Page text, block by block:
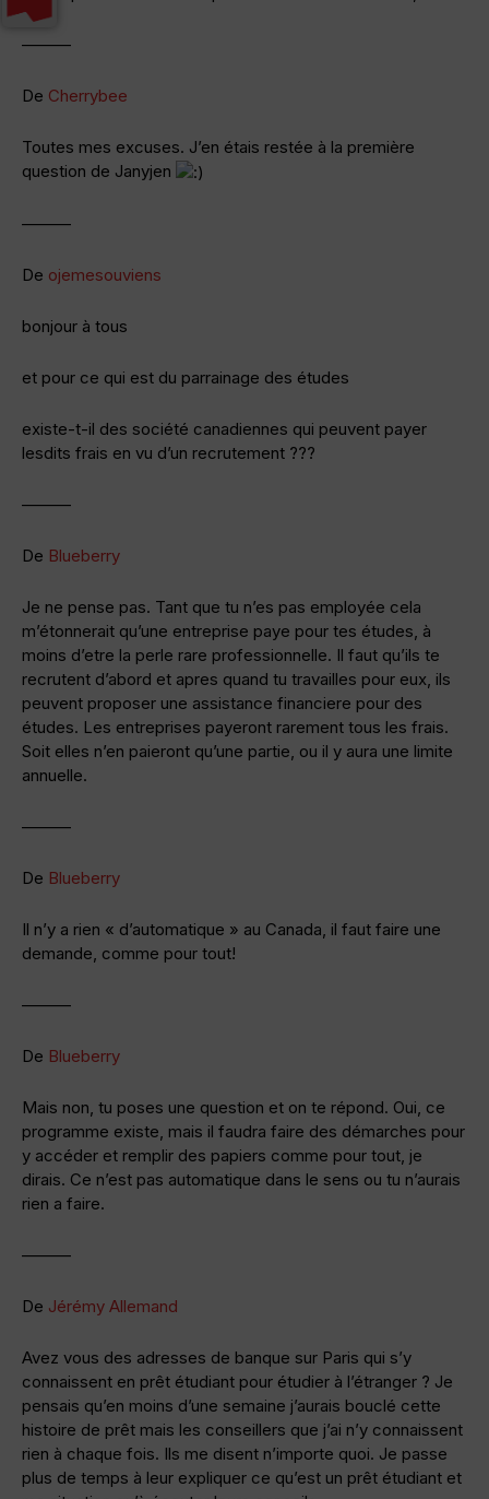
———
De Cherrybee
Toutes mes excuses. J’en étais restée à la première
question de Janyjen
———
De ojemesouviens
bonjour à tous
et pour ce qui est du parrainage des études
existe-t-il des société canadiennes qui peuvent payer
lesdits frais en vu d’un recrutement ???
———
De Blueberry
Je ne pense pas. Tant que tu n’es pas employée cela
m’étonnerait qu’une entreprise paye pour tes études, à
moins d’etre la perle rare professionnelle. Il faut qu’ils te
recrutent d’abord et apres quand tu travailles pour eux, ils
peuvent proposer une assistance financiere pour des
études. Les entreprises payeront rarement tous les frais.
Soit elles n’en paieront qu’une partie, ou il y aura une limite
annuelle.
———
De Blueberry
Il n’y a rien « d’automatique » au Canada, il faut faire une
demande, comme pour tout!
———
De Blueberry
Mais non, tu poses une question et on te répond. Oui, ce
programme existe, mais il faudra faire des démarches pour
y accéder et remplir des papiers comme pour tout, je
dirais. Ce n’est pas automatique dans le sens ou tu n’aurais
rien a faire.
———
De Jérémy Allemand
Avez vous des adresses de banque sur Paris qui s’y
connaissent en prêt étudiant pour étudier à l’étranger ? Je
pensais qu’en moins d’une semaine j’aurais bouclé cette
histoire de prêt mais les conseillers que j’ai n’y connaissent
rien à chaque fois. Ils me disent n’importe quoi. Je passe
plus de temps à leur expliquer ce qu’est un prêt étudiant et